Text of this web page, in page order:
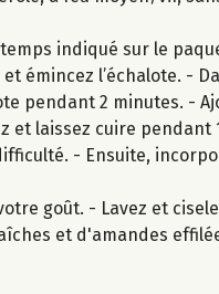
indiqué sur le
émincez l’échalote. -
pendant 2 minutes. -
et laissez cuire pendant
- Ensuite,
goût. - Lavez et
et d'amandes